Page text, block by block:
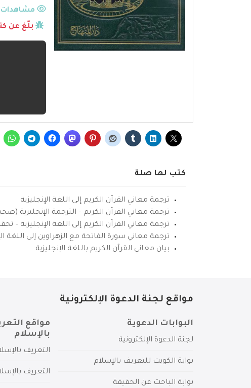
بلّغ عن
كتب لها صلة
ترجمة معاني القرآن الكريم إلى اللغة الإنجليزية
ترجمة معاني القرآن الكريم – الترجمة الإنجليزية
ترجمة معاني القرآن الكريم إلى اللغة الإنجليزية
ترجمة معاني سورة الفاتحة مع الزهراوين إلى اللغة
بيان معاني القرآن الكريم باللغة الإنجليزية
مواقع لجنة الدعوة الإلكترونية
البوابات الدعوية
لجنة الدعوة الإلكترونية
بوابة الكويت للتعريف بالإسلام
بوابة الباحث عن الحقيقة
مواقع
بالإسلام
التعريف
التعريف